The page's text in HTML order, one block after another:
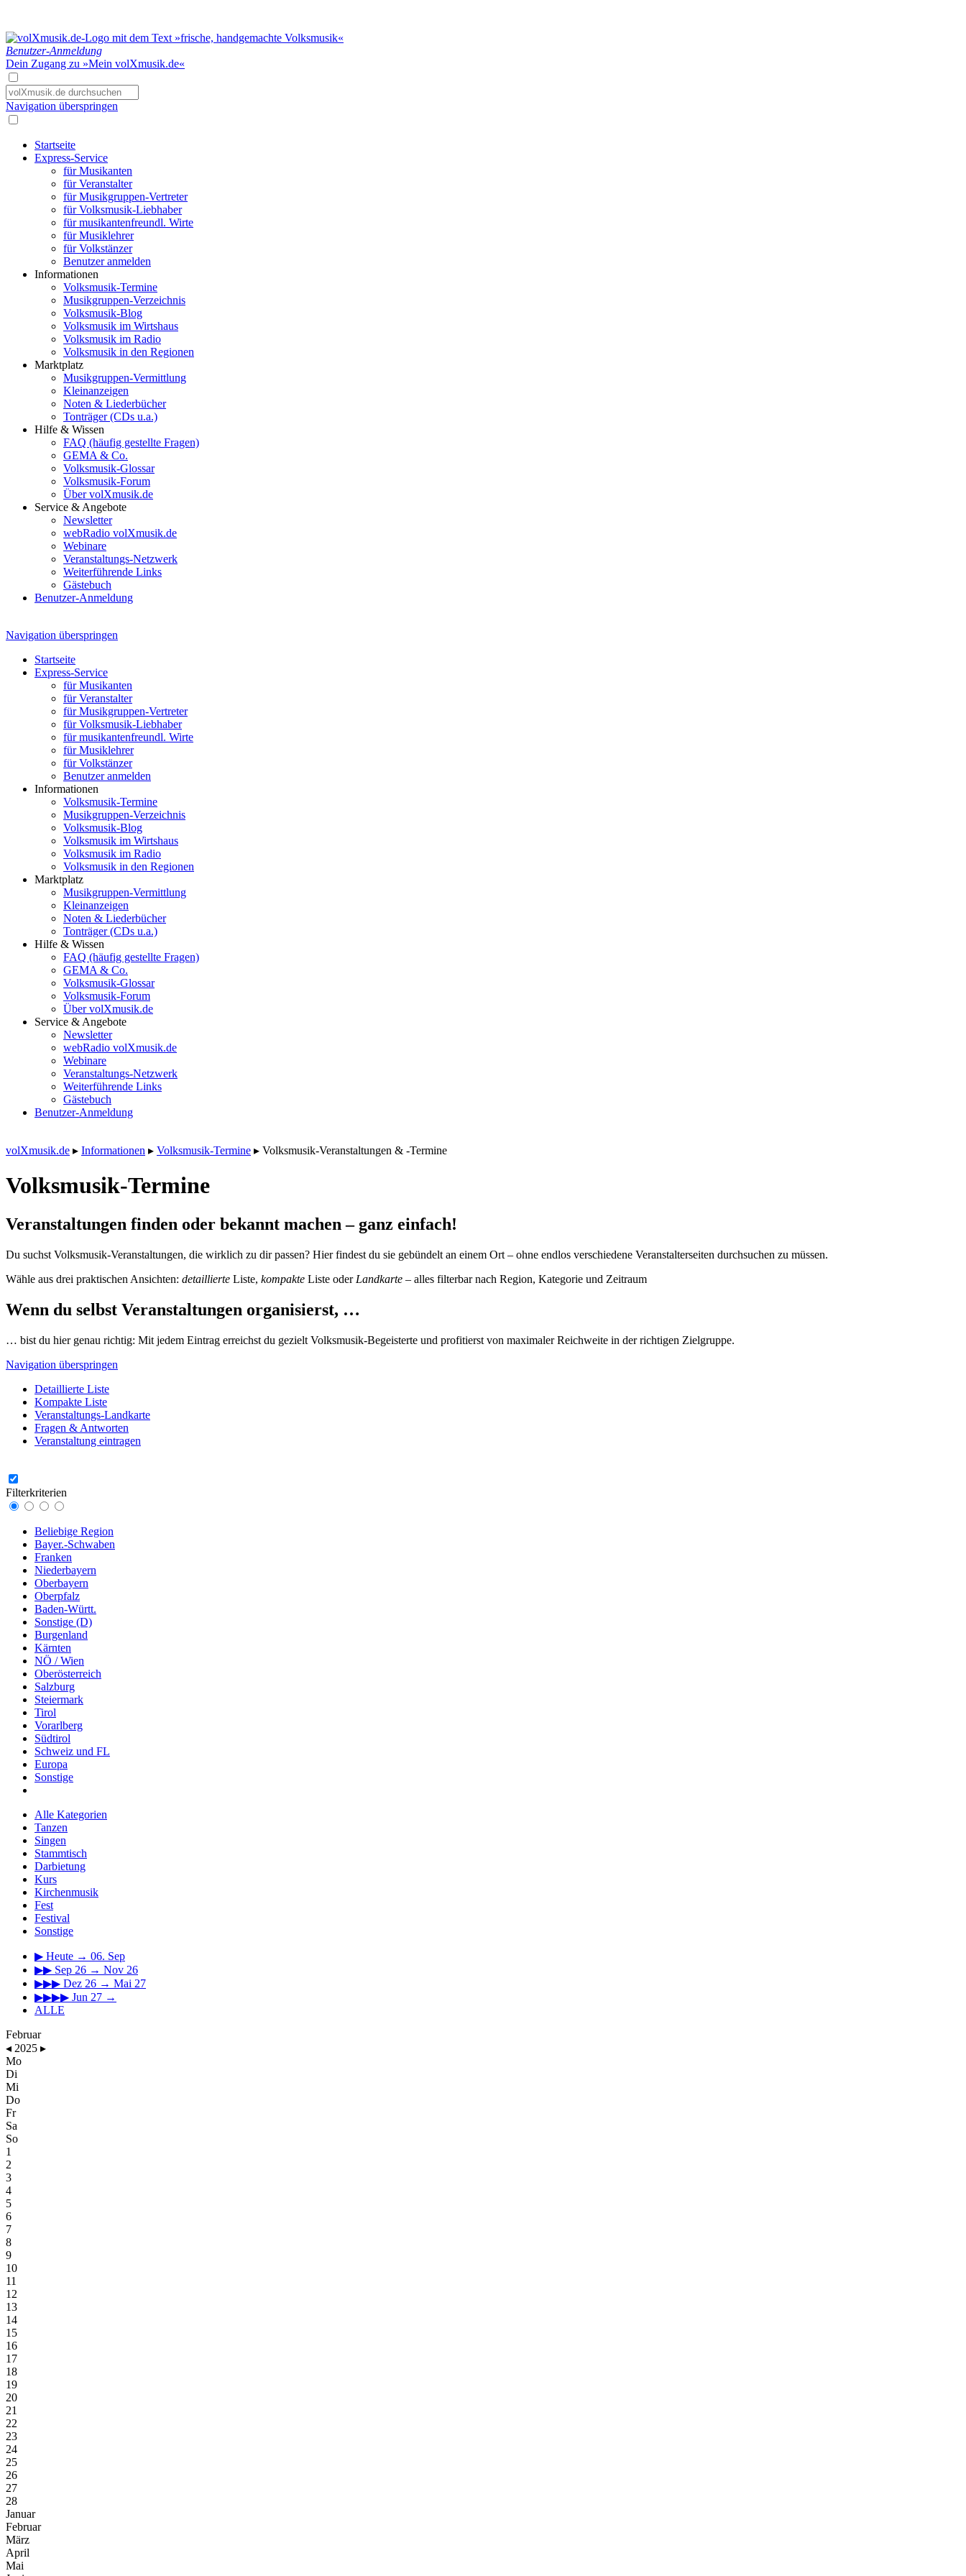
Benutzer-Anmeldung
Dein Zugang zu »Mein volXmusik.de«
Navigation überspringen
Startseite
Express-Service
für Musikanten
für Veranstalter
für Musikgruppen-Vertreter
für Volksmusik-Liebhaber
für musikantenfreundl. Wirte
für Musiklehrer
für Volkstänzer
Benutzer anmelden
Informationen
Volksmusik-Termine
Musikgruppen-Verzeichnis
Volksmusik-Blog
Volksmusik im Wirtshaus
Volksmusik im Radio
Volksmusik in den Regionen
Marktplatz
Musikgruppen-Vermittlung
Kleinanzeigen
Noten & Liederbücher
Tonträger (CDs u.a.)
Hilfe & Wissen
FAQ (häufig gestellte Fragen)
GEMA & Co.
Volksmusik-Glossar
Volksmusik-Forum
Über volXmusik.de
Service & Angebote
Newsletter
webRadio volXmusik.de
Webinare
Veranstaltungs-Netzwerk
Weiterführende Links
Gästebuch
Benutzer-Anmeldung
Navigation überspringen
Startseite
Express-Service
für Musikanten
für Veranstalter
für Musikgruppen-Vertreter
für Volksmusik-Liebhaber
für musikantenfreundl. Wirte
für Musiklehrer
für Volkstänzer
Benutzer anmelden
Informationen
Volksmusik-Termine
Musikgruppen-Verzeichnis
Volksmusik-Blog
Volksmusik im Wirtshaus
Volksmusik im Radio
Volksmusik in den Regionen
Marktplatz
Musikgruppen-Vermittlung
Kleinanzeigen
Noten & Liederbücher
Tonträger (CDs u.a.)
Hilfe & Wissen
FAQ (häufig gestellte Fragen)
GEMA & Co.
Volksmusik-Glossar
Volksmusik-Forum
Über volXmusik.de
Service & Angebote
Newsletter
webRadio volXmusik.de
Webinare
Veranstaltungs-Netzwerk
Weiterführende Links
Gästebuch
Benutzer-Anmeldung
volXmusik.de ▸ Informationen ▸ Volksmusik-Termine ▸ Volksmusik-Veranstaltungen & -Termine
Volksmusik-Termine
Veranstaltungen finden oder bekannt machen – ganz einfach!
Du suchst Volksmusik-Veranstaltungen, die wirklich zu dir passen? Hier findest du sie gebündelt an einem Ort – ohne endlos verschiedene Veranstalterseiten durchsuchen zu müssen.
Wähle aus drei praktischen Ansichten: detaillierte Liste, kompakte Liste oder Landkarte – alles filterbar nach Region, Kategorie und Zeitraum
Wenn du selbst Veranstaltungen organisierst, …
… bist du hier genau richtig: Mit jedem Eintrag erreichst du gezielt Volksmusik-Begeisterte und profitierst von maximaler Reichweite in der richtigen Zielgruppe.
Navigation überspringen
Detaillierte Liste
Kompakte Liste
Veranstaltungs-Landkarte
Fragen & Antworten
Veranstaltung eintragen
Filterkriterien
Beliebige Region
Bayer.-Schwaben
Franken
Niederbayern
Oberbayern
Oberpfalz
Baden-Württ.
Sonstige (D)
Burgenland
Kärnten
NÖ / Wien
Oberösterreich
Salzburg
Steiermark
Tirol
Vorarlberg
Südtirol
Schweiz und FL
Europa
Sonstige
Alle Kategorien
Tanzen
Singen
Stammtisch
Darbietung
Kurs
Kirchenmusik
Fest
Festival
Sonstige
▶ Heute → 06. Sep
▶▶ Sep 26 → Nov 26
▶▶▶ Dez 26 → Mai 27
▶▶▶▶ Jun 27 →
ALLE
Februar
◂ 2025 ▸
Mo
Di
Mi
Do
Fr
Sa
So
1
2
3
4
5
6
7
8
9
10
11
12
13
14
15
16
17
18
19
20
21
22
23
24
25
26
27
28
Januar
Februar
März
April
Mai